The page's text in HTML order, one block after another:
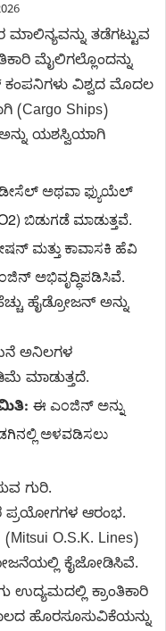
ತಡೆಗಟ್ಟುವ
ಮೈಲಿಗಲ್ಲೊಂದನ್ನು
ವಿಶ್ವದ ಮೊದಲ
(Cargo Ships)
ಯಶಸ್ವಿಯಾಗಿ
ಡೀಸೆಲ್ ಅಥವಾ ಫ್ಯುಯೆಲ್
ಬಿಡುಗಡೆ ಮಾಡುತ್ತವೆ.
ಮತ್ತು ಕಾವಾಸಕಿ ಹೆವಿ
ಅಭಿವೃದ್ಧಿಪಡಿಸಿವೆ.
ಹೈಡ್ರೋಜನ್ ಅನ್ನು
ಅನಿಲಗಳ
ಮಾಡುತ್ತದೆ.
ಈ ಎಂಜಿನ್ ಅನ್ನು
ಅಳವಡಿಸಲು
ಗುರಿ.
ಪ್ರಯೋಗಗಳ ಆರಂಭ.
O.S.K. Lines)
ಕೈಜೋಡಿಸಿವೆ.
ಉದ್ಯಮದಲ್ಲಿ ಕ್ರಾಂತಿಕಾರಿ
ಹೊರಸೂಸುವಿಕೆಯನ್ನು